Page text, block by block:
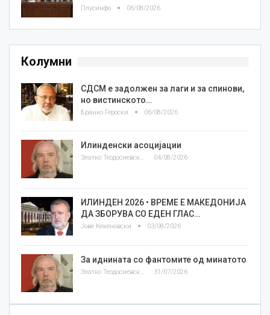
Плусинфо 06/08/2026
Колумни
СДСМ е задолжен за лаги и за спинови,
но вистинското…
Бранко Героски 06/08/2026
Илинденски асоцијации
Златко Теодосиевски 04/08/2026
ИЛИНДЕН 2026 • ВРЕМЕ Е МАКЕДОНИЈА
ДА ЗБОРУВА СО ЕДЕН ГЛАС…
Јове Кекеновски 03/08/2026
За иднината со фантомите од минатото
31/07/2026